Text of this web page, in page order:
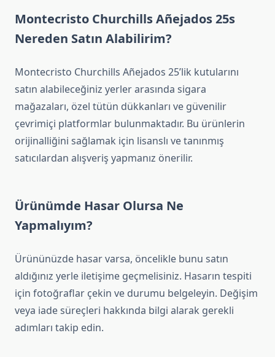
Montecristo Churchills Añejados 25s
Nereden Satın Alabilirim?
Montecristo Churchills Añejados 25’lik kutularını
satın alabileceğiniz yerler arasında sigara
mağazaları, özel tütün dükkanları ve güvenilir
çevrimiçi platformlar bulunmaktadır. Bu ürünlerin
orijinalliğini sağlamak için lisanslı ve tanınmış
satıcılardan alışveriş yapmanız önerilir.
Ürünümde Hasar Olursa Ne
Yapmalıyım?
Ürününüzde hasar varsa, öncelikle bunu satın
aldığınız yerle iletişime geçmelisiniz. Hasarın tespiti
için fotoğraflar çekin ve durumu belgeleyin. Değişim
veya iade süreçleri hakkında bilgi alarak gerekli
adımları takip edin.